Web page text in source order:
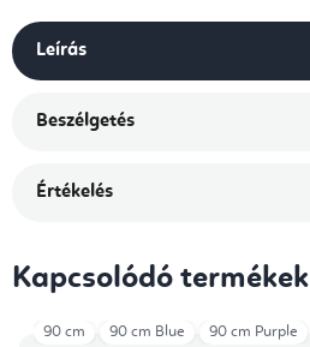
Leírás
Beszélgetés
Értékelés
Kapcsolódó termékek
90 cm 90 cm Blue 90 cm Purple